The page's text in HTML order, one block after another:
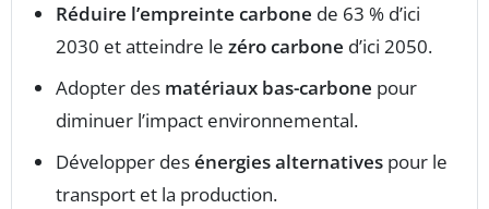
Réduire l’empreinte carbone de 63 % d’ici
2030 et atteindre le zéro carbone d’ici 2050.
Adopter des matériaux bas-carbone pour
diminuer l’impact environnemental.
Développer desénergies alternatives pour le
transport et la production.